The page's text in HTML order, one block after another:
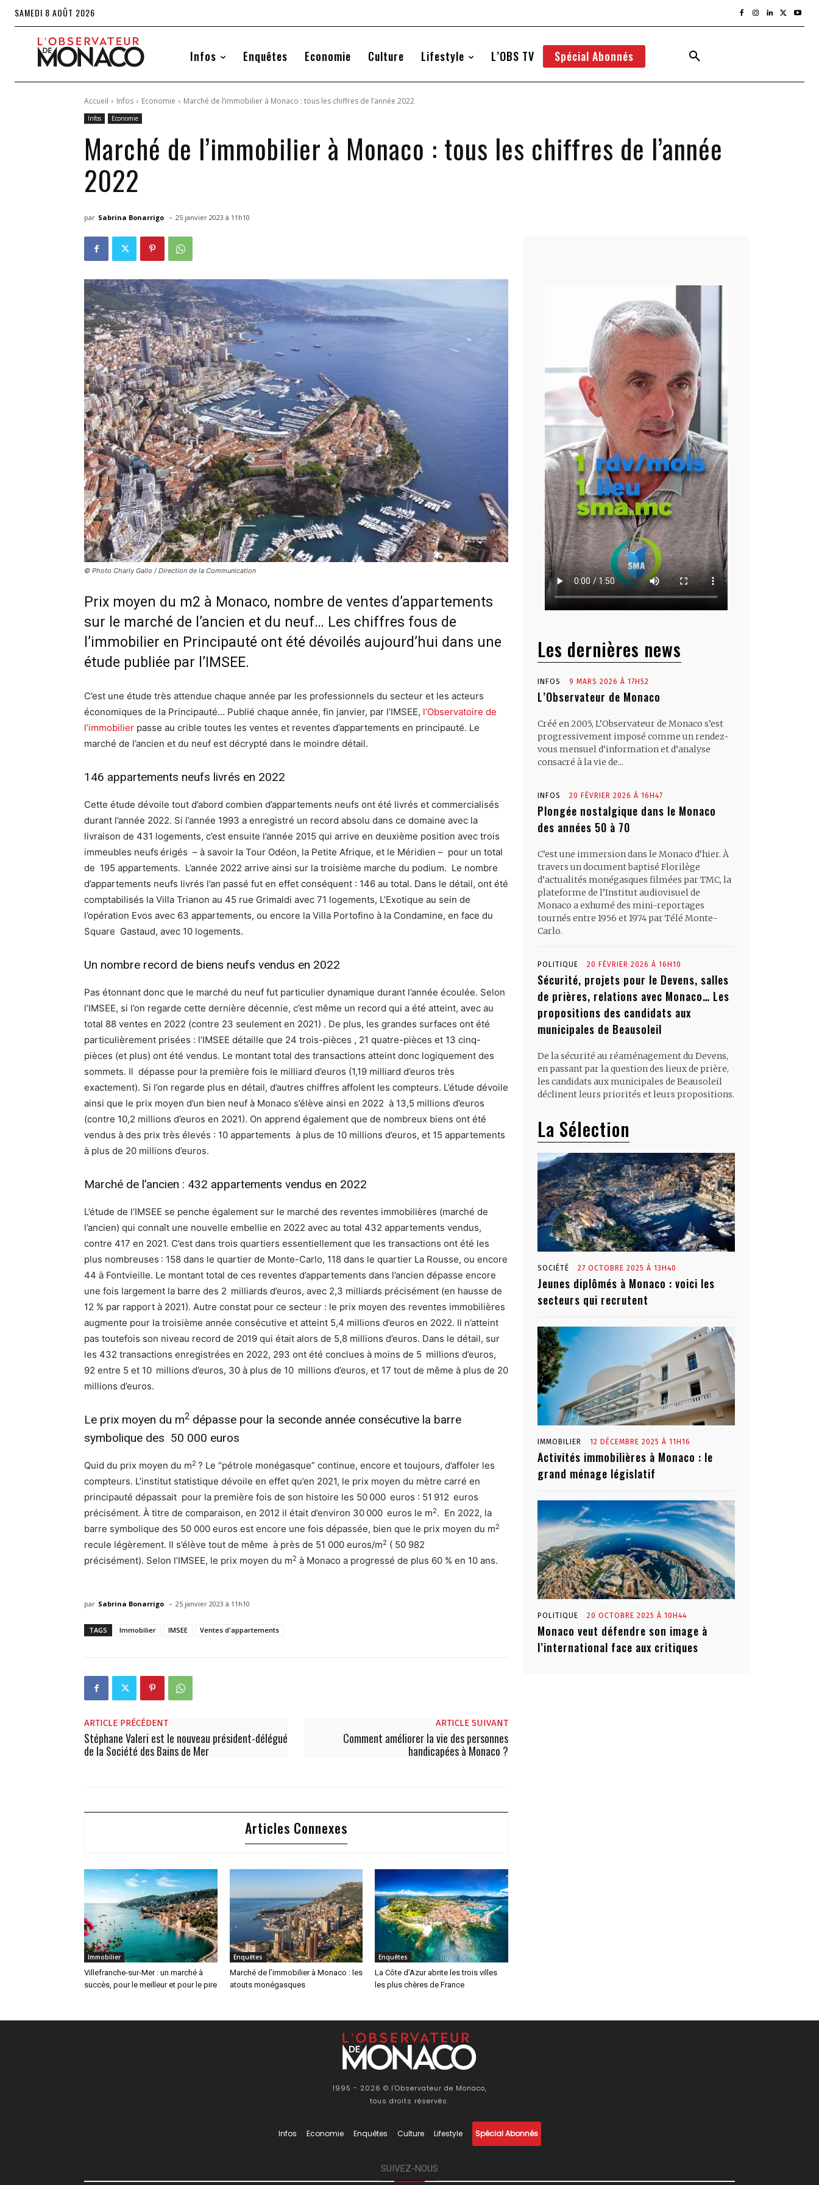
SAMEDI 8 AOÛT 2026
Infos Enquêtes Economie Culture Lifestyle L’OBS TV Spécial Abonnés
Accueil Infos Economie Marché de l’immobilier à Monaco : tous les chiffres de l’année 2022
Infos Economie
Marché de l’immobilier à Monaco : tous les chiffres de l’année
2022
par Sabrina Bonarrigo - 25 janvier 2023 à 11h10
© Photo Charly Gallo / Direction de la Communication
Prix moyen du m2 à Monaco, nombre de ventes d’appartements
sur le marché de l’ancien et du neuf… Les chiffres fous de
l’immobilier en Principauté ont été dévoilés aujourd’hui dans une
étude publiée par l’IMSEE.
C’est une étude très attendue chaque année par les professionnels du secteur et les acteurs
économiques de la Principauté… Publié chaque année, fin janvier, par l’IMSEE, l’Observatoire de
l’immobilier passe au crible toutes les ventes et reventes d’appartements en principauté. Le
marché de l’ancien et du neuf est décrypté dans le moindre détail.
146 appartements neufs livrés en 2022
Cette étude dévoile tout d’abord combien d’appartements neufs ont été livrés et commercialisés
durant l’année 2022. Si l’année 1993 a enregistré un record absolu dans ce domaine avec la
livraison de 431 logements, c’est ensuite l’année 2015 qui arrive en deuxième position avec trois
immeubles neufs érigés – à savoir la Tour Odéon, la Petite Afrique, et le Méridien – pour un total
de 195 appartements. L’année 2022 arrive ainsi sur la troisième marche du podium. Le nombre
d’appartements neufs livrés l’an passé fut en effet conséquent : 146 au total. Dans le détail, ont été
comptabilisés la Villa Trianon au 45 rue Grimaldi avec 71 logements, L’Exotique au sein de
l’opération Evos avec 63 appartements, ou encore la Villa Portofino à la Condamine, en face du
Square Gastaud, avec 10 logements.
Un nombre record de biens neufs vendus en 2022
Pas étonnant donc que le marché du neuf fut particulier dynamique durant l’année écoulée. Selon
l’IMSEE, si l’on regarde cette dernière décennie, c’est même un record qui a été atteint, avec au
total 88 ventes en 2022 (contre 23 seulement en 2021) . De plus, les grandes surfaces ont été
particulièrement prisées : l’IMSEE détaille que 24 trois-pièces , 21 quatre-pièces et 13 cinq-
pièces (et plus) ont été vendus. Le montant total des transactions atteint donc logiquement des
sommets. Il dépasse pour la première fois le milliard d’euros (1,19 milliard d’euros très
exactement). Si l’on regarde plus en détail, d’autres chiffres affolent les compteurs. L’étude dévoile
ainsi que le prix moyen d’un bien neuf à Monaco s’élève ainsi en 2022 à 13,5 millions d’euros
(contre 10,2 millions d’euros en 2021). On apprend également que de nombreux biens ont été
vendus à des prix très élevés : 10 appartements à plus de 10 millions d’euros, et 15 appartements
à plus de 20 millions d’euros.
Marché de l’ancien : 432 appartements vendus en 2022
L’étude de l’IMSEE se penche également sur le marché des reventes immobilières (marché de
l’ancien) qui connaît une nouvelle embellie en 2022 avec au total 432 appartements vendus,
contre 417 en 2021. C’est dans trois quartiers essentiellement que les transactions ont été les
plus nombreuses : 158 dans le quartier de Monte-Carlo, 118 dans le quartier La Rousse, ou encore
44 à Fontvieille. Le montant total de ces reventes d’appartements dans l’ancien dépasse encore
une fois largement la barre des 2 milliards d’euros, avec 2,3 milliards précisément (en hausse de
12 % par rapport à 2021). Autre constat pour ce secteur : le prix moyen des reventes immobilières
augmente pour la troisième année consécutive et atteint 5,4 millions d’euros en 2022. Il n’atteint
pas toutefois son niveau record de 2019 qui était alors de 5,8 millions d’euros. Dans le détail, sur
les 432 transactions enregistrées en 2022, 293 ont été conclues à moins de 5 millions d’euros,
92 entre 5 et 10 millions d’euros, 30 à plus de 10 millions d’euros, et 17 tout de même à plus de 20
millions d’euros.
Le prix moyen du m2 dépasse pour la seconde année consécutive la barre
symbolique des 50 000 euros
Quid du prix moyen du m2 ? Le “pétrole monégasque” continue, encore et toujours, d’affoler les
compteurs. L’institut statistique dévoile en effet qu’en 2021, le prix moyen du mètre carré en
principauté dépassait pour la première fois de son histoire les 50 000 euros : 51 912 euros
précisément. À titre de comparaison, en 2012 il était d’environ 30 000 euros le m2. En 2022, la
barre symbolique des 50 000 euros est encore une fois dépassée, bien que le prix moyen du m2
recule légèrement. Il s’élève tout de même à près de 51 000 euros/m2 ( 50 982
précisément). Selon l’IMSEE, le prix moyen du m2 à Monaco a progressé de plus 60 % en 10 ans.
par Sabrina Bonarrigo - 25 janvier 2023 à 11h10
TAGS Immobilier IMSEE Ventes d'appartements
ARTICLE PRÉCÉDENT
Stéphane Valeri est le nouveau président-délégué
de la Société des Bains de Mer
ARTICLE SUIVANT
Comment améliorer la vie des personnes
handicapées à Monaco ?
Articles Connexes
Immobilier
Villefranche-sur-Mer : un marché à
succès, pour le meilleur et pour le pire
Enquêtes
Marché de l’immobilier à Monaco : les
atouts monégasques
Enquêtes
La Côte d’Azur abrite les trois villes
les plus chères de France
Les dernières news
INFOS 9 MARS 2026 À 17H52
L’Observateur de Monaco
Créé en 2005, L’Observateur de Monaco s’est
progressivement imposé comme un rendez-
vous mensuel d’information et d’analyse
consacré à la vie de...
INFOS 20 FÉVRIER 2026 À 16H47
Plongée nostalgique dans le Monaco
des années 50 à 70
C’est une immersion dans le Monaco d’hier. À
travers un document baptisé Florilège
d’actualités monégasques filmées par TMC, la
plateforme de l’Institut audiovisuel de
Monaco a exhumé des mini-reportages
tournés entre 1956 et 1974 par Télé Monte-
Carlo.
POLITIQUE 20 FÉVRIER 2026 À 16H10
Sécurité, projets pour le Devens, salles
de prières, relations avec Monaco… Les
propositions des candidats aux
municipales de Beausoleil
De la sécurité au réaménagement du Devens,
en passant par la question des lieux de prière,
les candidats aux municipales de Beausoleil
déclinent leurs priorités et leurs propositions.
La Sélection
SOCIÉTÉ 27 OCTOBRE 2025 À 13H40
Jeunes diplômés à Monaco : voici les
secteurs qui recrutent
IMMOBILIER 12 DÉCEMBRE 2025 À 11H16
Activités immobilières à Monaco : le
grand ménage législatif
POLITIQUE 20 OCTOBRE 2025 À 10H44
Monaco veut défendre son image à
l’international face aux critiques
1995 - 2026 © l'Observateur de Monaco,
tous droits réservés.
Infos Economie Enquêtes Culture Lifestyle Spécial Abonnés
SUIVEZ-NOUS